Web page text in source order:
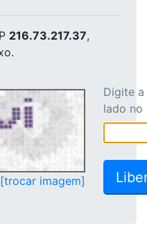
216.73.217.37,
[trocar imagem]
Digite
lado no